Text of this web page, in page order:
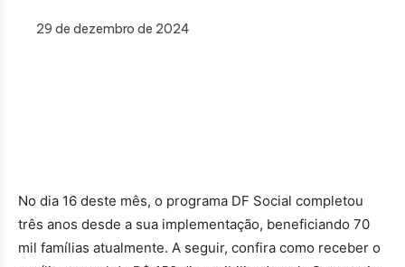
29 de dezembro de 2024
No dia 16 deste mês, o programa DF Social completou
três anos desde a sua implementação, beneficiando 70
mil famílias atualmente. A seguir, confira como receber o